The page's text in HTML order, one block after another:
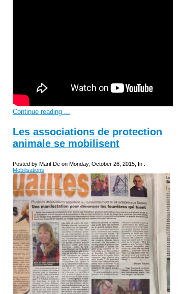
Continue reading ...
Les associations de protection
animale se mobilisent
Posted by Marit De on Monday, October 26, 2015, In :
Mobilisations